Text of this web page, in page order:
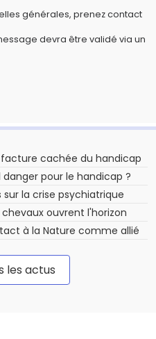
générales, prenez contact
devra être validé via un
cachée du handicap
pour le handicap ?
sur la crise psychiatrique
ouvrent l'horizon
à la Nature comme allié
les actus